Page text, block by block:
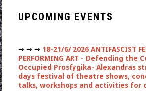
UPCOMING EVENTS
➞ ➞ ➞ 18-21/6/ 2026 ANTIFASCIST
PERFORMING ART - Defending the
Occupied Prosfygika- Alexandras
days festival of theatre shows,
talks, workshops and activities for